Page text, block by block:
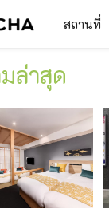
สถานที่
ล่าสุด